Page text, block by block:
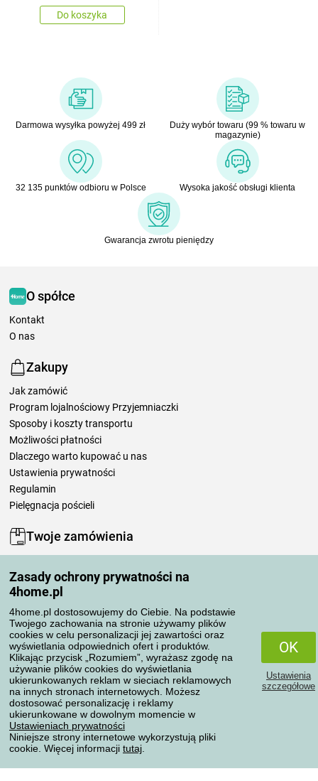
Zasady ochrony prywatności na
4home.pl
4home.pl dostosowujemy do Ciebie. Na podstawie
Twojego zachowania na stronie używamy plików
cookies w celu personalizacji jej zawartości oraz
wyświetlania odpowiednich ofert i produktów.
Klikając przycisk „Rozumiem”, wyrażasz zgodę na
używanie plików cookies do wyświetlania
ukierunkowanych reklam w sieciach reklamowych
na innych stronach internetowych. Możesz
dostosować personalizację i reklamy
ukierunkowane w dowolnym momencie w
Ustawieniach prywatności
Niniejsze strony internetowe wykorzystują pliki
cookie. Więcej informacji tutaj
OK
Ustawienia
szczegółowe
Do koszyka
Darmowa wysyłka powyżej 499 zł
Duży wybór towaru (99 % towaru w
magazynie)
32 135 punktów odbioru w Polsce Wysoka jakość obsługi klienta
Gwarancja zwrotu pieniędzy
O spółce
Kontakt
O nas
Zakupy
Jak zamówić
Program lojalnościowy Przyjemniaczki
Sposoby i koszty transportu
Możliwości płatności
Dlaczego warto kupować u nas
Ustawienia prywatności
Regulamin
Pielęgnacja pościeli
Twoje zamówienia
Moje zamówienia
Reklamacje
Odstąpienie od umowy
Zasady przetwarzania recenzji
Sposoby transportu
Metody płatności